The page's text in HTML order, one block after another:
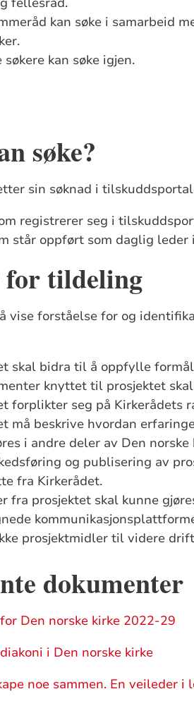
kan søke i samarbeid
.
kan søke igjen.
søke?
sin søknad i
registrerer seg i
står oppført som daglig leder
tildeling
vise forståelse for og
skal bidra til å oppfylle
knyttet til prosjektet
forplikter seg på Kirkerådets
må beskrive hvordan
i andre deler av Den norske
og publisering av
fra Kirkerådet.
fra prosjektet skal kunne
prosjektmidler til videre
dokumenter
Den norske kirke 2022-29
i Den norske kirke
noe sammen. En veileder